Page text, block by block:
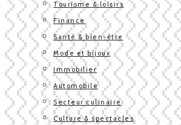
Tourisme & loisirs
Finance
Santé & bien-être
Mode et bijoux
Immobilier
Automobile
Secteur culinaire
Culture & spectacles